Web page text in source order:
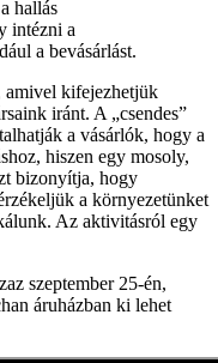
hallás
intézni a
a bevásárlást.
amivel kifejezhetjük
iránt. A „csendes”
a vásárlók, hogy a
hiszen egy mosoly,
bizonyítja, hogy
a környezetünket
Az aktivitásról egy
szeptember 25-én,
áruházban ki lehet